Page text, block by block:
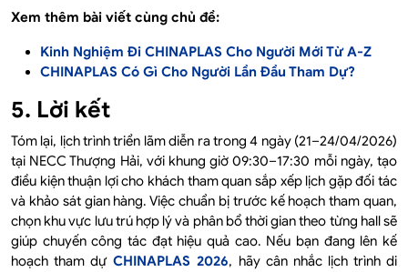
Xem thêm bài viết cùng chủ đề:
Kinh Nghiệm Đi CHINAPLAS Cho Người Mới Từ A-Z
CHINAPLAS Có Gì Cho Người Lần Đầu Tham Dự?
5. Lời kết
Tóm lại, lịch trình triển lãm diễn ra trong 4 ngày (21–24/04/2026)
tại NECC Thượng Hải, với khung giờ 09:30–17:30 mỗi ngày, tạo
điều kiện thuận lợi cho khách tham quan sắp xếp lịch gặp đối tác
và khảo sát gian hàng. Việc chuẩn bị trước kế hoạch tham quan,
chọn khu vực lưu trú hợp lý và phân bổ thời gian theo từng hall sẽ
giúp chuyến công tác đạt hiệu quả cao. Nếu bạn đang lên kế
hoạch tham dựCHINAPLAS 2026, hãy cân nhắc lịch trình di